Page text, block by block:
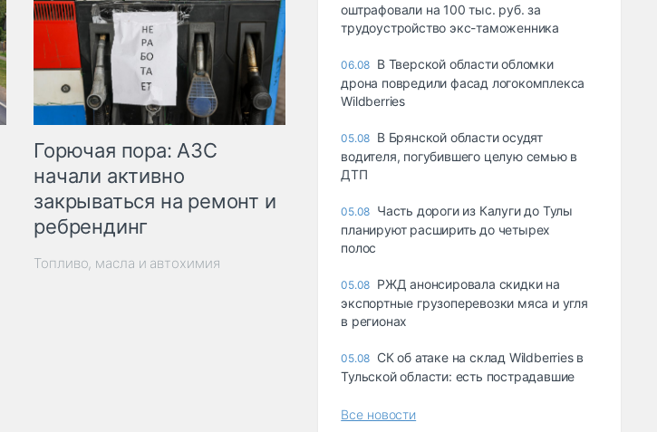
Горючая пора: АЗС
начали активно
закрываться на ремонт и
ребрендинг
Топливо, масла и автохимия
оштрафовали на 100 тыс. руб. за
трудоустройство экс-таможенника
06.08 В Тверской области обломки
дрона повредили фасад логокомплекса
Wildberries
05.08 В Брянской области осудят
водителя, погубившего целую семью в
ДТП
05.08 Часть дороги из Калуги до Тулы
планируют расширить до четырех
полос
05.08 РЖД анонсировала скидки на
экспортные грузоперевозки мяса и угля
в регионах
05.08 СК об атаке на склад Wildberries в
Тульской области: есть пострадавшие
Все новости